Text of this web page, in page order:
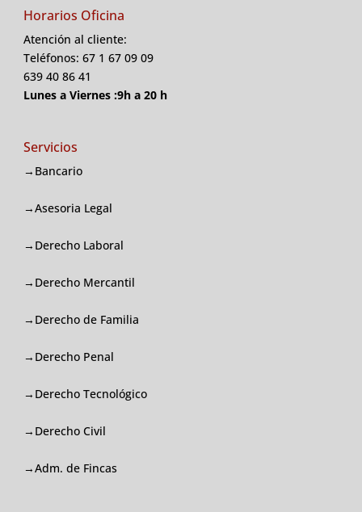
Horarios Oficina
Atención al cliente:
Teléfonos: 67 1 67 09 09
639 40 86 41
Lunes a Viernes :9h a 20 h
Servicios
→Bancario
→Asesoria Legal
→Derecho Laboral
→Derecho Mercantil
→Derecho de Familia
→Derecho Penal
→Derecho Tecnológico
→Derecho Civil
→Adm. de Fincas